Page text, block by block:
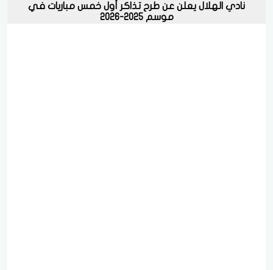
نادي الهلال يعلن عن طرح تذاكر أول خمس مباريات في
موسم 2025-2026